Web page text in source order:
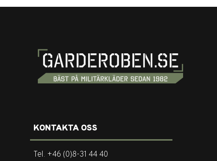
KONTAKTA OSS
Tel. +46 (0)8-31 44 40